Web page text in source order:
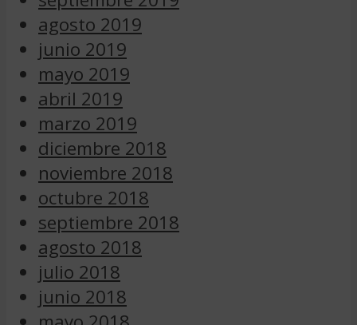
agosto 2019
junio 2019
mayo 2019
abril 2019
marzo 2019
diciembre 2018
noviembre 2018
octubre 2018
septiembre 2018
agosto 2018
julio 2018
junio 2018